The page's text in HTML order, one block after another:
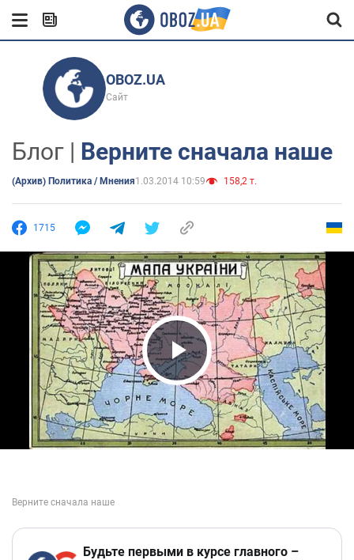
OBOZ.UA
Сайт
Блог | Верните сначала наше
(Архив) Политика / Мнения1.03.2014 10:59 158,2 т.
1715
Play Video
Будьте первыми в курсе главного –